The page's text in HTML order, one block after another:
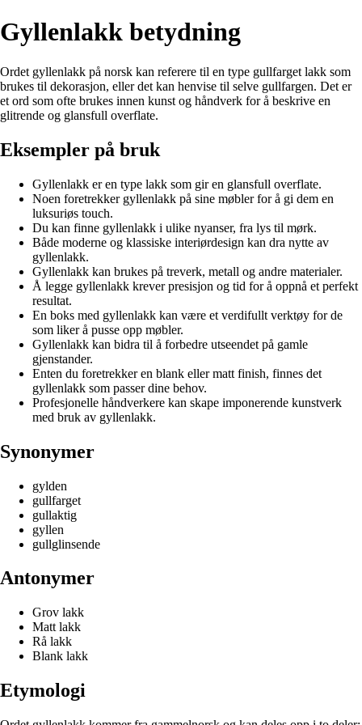
Gyllenlakk betydning
Ordet gyllenlakk på norsk kan referere til en type gullfarget lakk som
brukes til dekorasjon, eller det kan henvise til selve gullfargen. Det er
et ord som ofte brukes innen kunst og håndverk for å beskrive en
glitrende og glansfull overflate.
Eksempler på bruk
Gyllenlakk er en type lakk som gir en glansfull overflate.
Noen foretrekker gyllenlakk på sine møbler for å gi dem en
luksuriøs touch.
Du kan finne gyllenlakk i ulike nyanser, fra lys til mørk.
Både moderne og klassiske interiørdesign kan dra nytte av
gyllenlakk.
Gyllenlakk kan brukes på treverk, metall og andre materialer.
Å legge gyllenlakk krever presisjon og tid for å oppnå et perfekt
resultat.
En boks med gyllenlakk kan være et verdifullt verktøy for de
som liker å pusse opp møbler.
Gyllenlakk kan bidra til å forbedre utseendet på gamle
gjenstander.
Enten du foretrekker en blank eller matt finish, finnes det
gyllenlakk som passer dine behov.
Profesjonelle håndverkere kan skape imponerende kunstverk
med bruk av gyllenlakk.
Synonymer
gylden
gullfarget
gullaktig
gyllen
gullglinsende
Antonymer
Grov lakk
Matt lakk
Rå lakk
Blank lakk
Etymologi